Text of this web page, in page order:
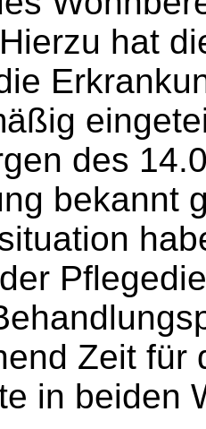
hat
des
bekannt
Zeit für
in beiden